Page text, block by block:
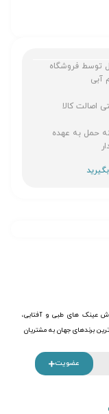
توسط فروشگاه
آبی
اصالت کالا
حمل به عهده
ساخت و فروش عینک های طبی و آفتابی،
برندهای جهان به مشتریان
عضویت